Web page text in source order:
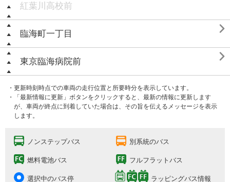
紅葉川高校前
臨海町一丁目 
東京臨海病院前 
・更新時刻時点での車両の走行位置と所要時分を表示しています。
・「最新情報に更新」ボタンをクリックすると、最新の情報に更新します
が、車両が終点に到着していた場合は、その旨を伝えるメッセージを表示
します。
ノンステップバス 別系統のバス
燃料電池バス フルフラットバス
選択中のバス停
ラッピングバス情報